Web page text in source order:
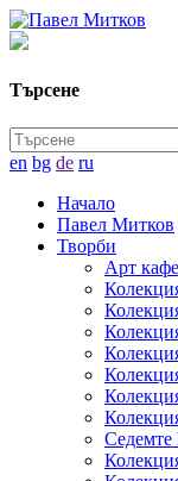
Търсене
en bg de ru
Начало
Павел Митков
Творби
Арт
Седемте